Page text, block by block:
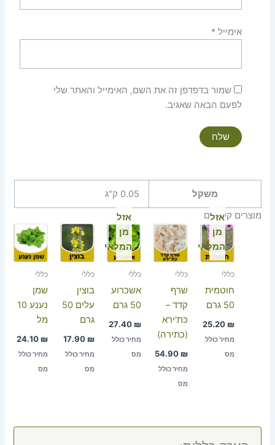
אימייל *
שמור בדפדפן זה את השם, האימייל והאתר שלי
לפעם הבאה שאגיב.
משקל
0.05 ק"ג
מוצרים קשורים
אזל
מן
המלאי
כללי
חוטמית
50 גרם
25.20 ₪
מחיר כולל
מס
כללי
שרף
קדד –
כת'ירא
(כתירה)
54.90 ₪
מחיר כולל
מס
אזל
מן
המלאי
כללי
אשכרוע
50 גרם
27.40 ₪
מחיר כולל
מס
כללי
בוצין
עלים 50
גרם
17.90 ₪
מחיר כולל
מס
כללי
שמן
נענע 10
מל
24.10 ₪
מחיר כולל
מס